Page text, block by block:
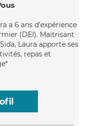
a 6 ans d'expérience
(DEI). Maitrisant
Laura apporte ses
repas et